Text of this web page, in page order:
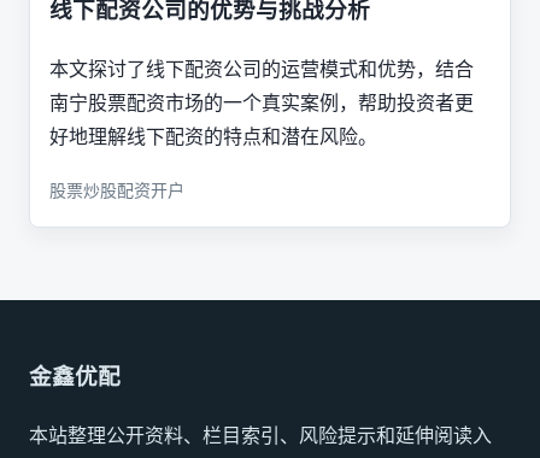
线下配资公司的优势与挑战分析
本文探讨了线下配资公司的运营模式和优势，结合
南宁股票配资市场的一个真实案例，帮助投资者更
好地理解线下配资的特点和潜在风险。
股票炒股配资开户
金鑫优配
本站整理公开资料、栏目索引、风险提示和延伸阅读入